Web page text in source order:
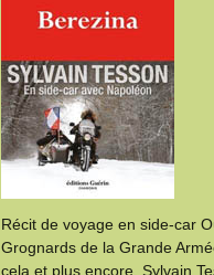
Récit de voyage en side-car
Grognards de la Grande
cela et plus encore. Sylvain